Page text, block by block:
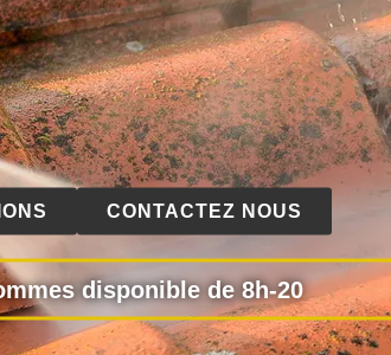
CONTACTEZ NOUS
disponible de 8h-20